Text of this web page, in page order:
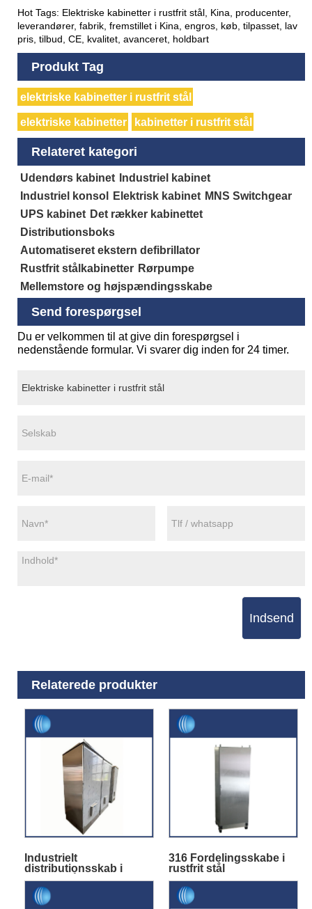
Hot Tags: Elektriske kabinetter i rustfrit stål, Kina, producenter,
leverandører, fabrik, fremstillet i Kina, engros, køb, tilpasset, lav
pris, tilbud, CE, kvalitet, avanceret, holdbart
Produkt Tag
elektriske kabinetter i rustfrit stål
elektriske kabinetter kabinetter i rustfrit stål
Relateret kategori
Udendørs kabinet
Industriel kabinet
Industriel konsol
Elektrisk kabinet MNS Switchgear
UPS kabinet Det rækker kabinettet
Distributionsboks
Automatiseret ekstern defibrillator
Rustfrit stålkabinetter Rørpumpe
Mellemstore og højspændingsskabe
Send forespørgsel
Du er velkommen til at give din forespørgsel i
nedenstående formular. Vi svarer dig inden for 24 timer.
Indsend
Relaterede produkter
Industrielt
distributionsskab i
rustfrit stål
316 Fordelingsskabe i
rustfrit stål